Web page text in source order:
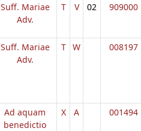
Suff. Mariae
Adv.
T V 02 909000
Suff. Mariae
Adv.
T W 008197
Ad aquam
benedictio
X A 001494